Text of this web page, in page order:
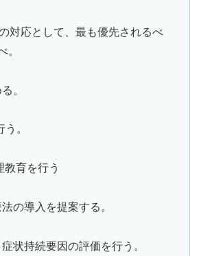
対応として、最も優先されるべ
。
。
。
育を行う
導入を提案する。
持続要因の評価を行う。